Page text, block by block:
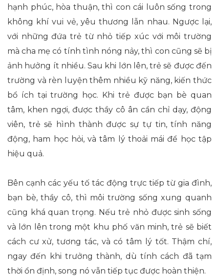
hạnh phúc, hòa thuận, thì con cái luôn sống trong
không khí vui vẻ, yêu thương lẫn nhau. Ngược lại,
với những đứa trẻ từ nhỏ tiếp xúc với môi trường
mà cha mẹ có tính tình nóng nảy, thì con cũng sẽ bị
ảnh hưởng ít nhiều. Sau khi lớn lên, trẻ sẽ được đến
trường và rèn luyện thêm nhiều kỹ năng, kiến thức
bổ ích tại trường học. Khi trẻ được bạn bè quan
tâm, khen ngợi, được thầy cô ân cần chỉ dạy, động
viên, trẻ sẽ hình thành được sự tự tin, tính năng
động, ham học hỏi, và tâm lý thoải mái để học tập
hiệu quả.
Bên cạnh các yếu tố tác động trực tiếp từ gia đình,
bạn bè, thầy cô, thì môi trường sống xung quanh
cũng khá quan trọng. Nếu trẻ nhỏ được sinh sống
và lớn lên trong một khu phố văn minh, trẻ sẽ biết
cách cư xử, tương tác, và có tâm lý tốt. Thậm chí,
ngay đến khi trưởng thành, dù tính cách đã tạm
thời ổn định, song nó vẫn tiếp tục được hoàn thiện.